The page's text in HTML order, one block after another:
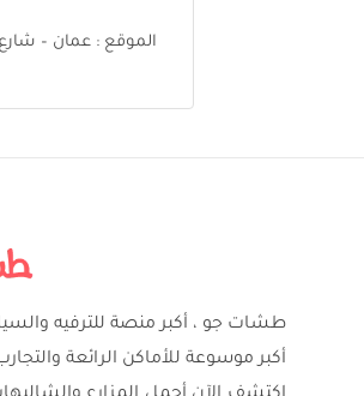
الموقع : عمان – شارع
طشات جو ، أكبر منصة للترفيه
أكبر موسوعة للأماكن الرائعة